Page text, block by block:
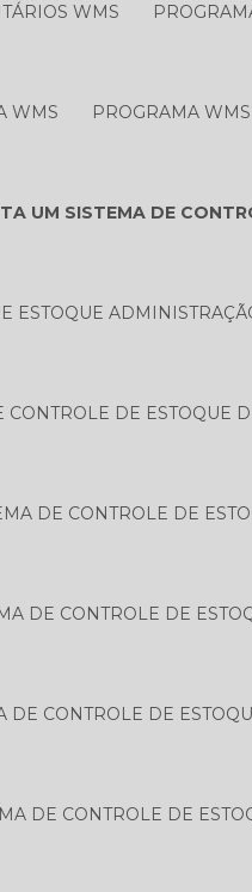
WMS
WMS PROGRAMA
UM SISTEMA DE
ESTOQUE
CONTROLE DE ESTOQUE
DE CONTROLE DE
DE CONTROLE DE
DE CONTROLE DE
DE CONTROLE DE